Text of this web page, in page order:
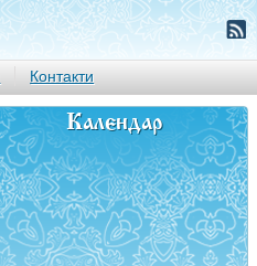
Контакти
Календар